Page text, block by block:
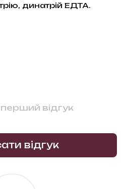
динатрій ЕДТА.
відгук
відгук